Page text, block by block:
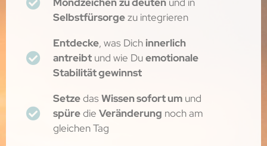
Selbstfürsorgezu integrieren
Entdecke, was Dich innerlich
antreibt und wie Duemotionale
Stabilität gewinnst
SetzedasWissen sofort um und
spüredieVeränderung noch am
gleichen Tag